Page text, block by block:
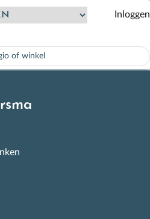
aanvullen beschikbaar zijn,
Inloggen
zonnig